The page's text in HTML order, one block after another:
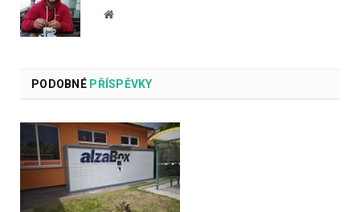
Website
PODOBNÉPŘÍSPĚVKY